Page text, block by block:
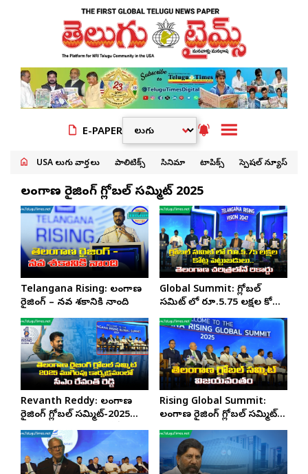
E-PAPER
USA తెలుగు వార్తలు పాలిటిక్స్ సినిమా టాపిక్స్ స్పెషల్ న్యూస్
తెలంగాణ రైజింగ్ గ్లోబల్ సమ్మిట్ 2025
Telangana Rising: తెలంగాణ
రైజింగ్ – నవ శకానికి నాంది
Global Summit: గ్లోబల్
సమిట్ లో రూ.5.75 లక్షల కోట్ల
పెట్టుబడులు.. తెలంగాణ
చరిత్రలోనే రికార్డు
Revanth Reddy: తెలంగాణ
రైజింగ్ గ్లోబల్ సమ్మిట్-2025
ముగింపు కార్యక్రమంలో సీఎం
రేవంత్ రెడ్డి
Rising Global Summit:
తెలంగాణ రైజింగ్ గ్లోబల్ సమ్మిట్
విజయవంతం